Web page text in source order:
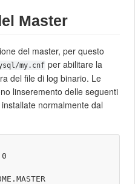
Master
del master, per questo
my.cnf per abilitare la
del file di log binario. Le
linseremento delle seguenti
normalmente dal